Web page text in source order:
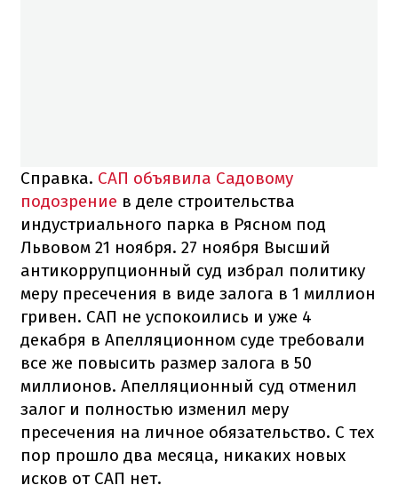
Справка. САП объявила Садовому
подозрение в деле строительства
индустриального парка в Рясном под
Львовом 21 ноября. 27 ноября Высший
антикоррупционный суд избрал политику
меру пресечения в виде залога в 1 миллион
гривен. САП не успокоились и уже 4
декабря в Апелляционном суде требовали
все же повысить размер залога в 50
миллионов. Апелляционный суд отменил
залог и полностью изменил меру
пресечения на личное обязательство. С тех
пор прошло два месяца, никаких новых
исков от САП нет.